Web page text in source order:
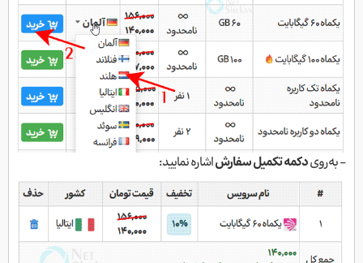
- به‌رویدکمه تکمیل سفارشاشاره نمایید: